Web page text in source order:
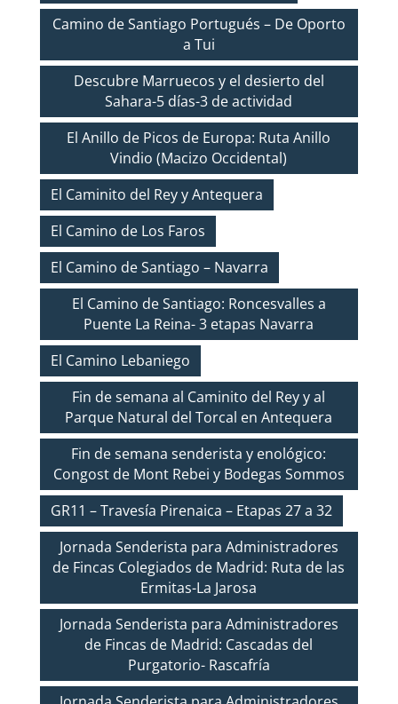
Camino de Santiago Portugués – De Oporto
a Tui
Descubre Marruecos y el desierto del
Sahara-5 días-3 de actividad
El Anillo de Picos de Europa: Ruta Anillo
Vindio (Macizo Occidental)
El Caminito del Rey y Antequera
El Camino de Los Faros
El Camino de Santiago – Navarra
El Camino de Santiago: Roncesvalles a
Puente La Reina- 3 etapas Navarra
El Camino Lebaniego
Fin de semana al Caminito del Rey y al
Parque Natural del Torcal en Antequera
Fin de semana senderista y enológico:
Congost de Mont Rebei y Bodegas Sommos
GR11 – Travesía Pirenaica – Etapas 27 a 32
Jornada Senderista para Administradores
de Fincas Colegiados de Madrid: Ruta de las
Ermitas-La Jarosa
Jornada Senderista para Administradores
de Fincas de Madrid: Cascadas del
Purgatorio- Rascafría